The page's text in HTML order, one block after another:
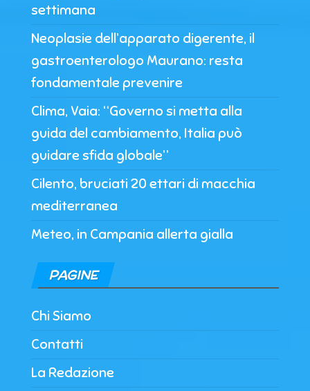
settimana
Neoplasie dell’apparato digerente, il
gastroenterologo Maurano: resta
fondamentale prevenire
Clima, Vaia: “Governo si metta alla
guida del cambiamento, Italia può
guidare sfida globale”
Cilento, bruciati 20 ettari di macchia
mediterranea
Meteo, in Campania allerta gialla
PAGINE
Chi Siamo
Contatti
La Redazione